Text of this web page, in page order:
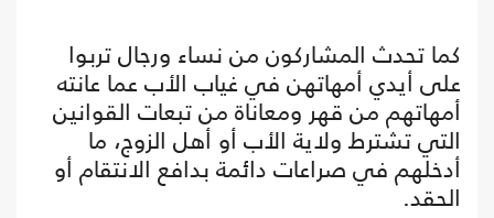
كما تحدث المشاركون من نساء ورجال تربوا
على أيدي أمهاتهن في غياب الأب عما عانته
أمهاتهم من قهر ومعاناة من تبعات القوانين
التي تشترط ولاية الأب أو أهل الزوج، ما
أدخلهم في صراعات دائمة بدافع الانتقام أو
الحقد.